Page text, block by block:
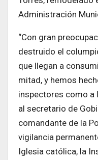
Administración
“Con gran
destruido el
que llegan a
mitad, y hemos
inspectores como a
al secretario de
comandante de la
vigilancia
Iglesia católica, la